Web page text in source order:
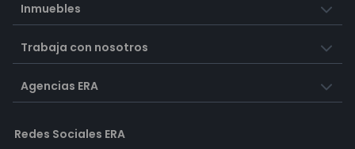
Inmuebles
Trabaja con nosotros
Agencias ERA
Redes Sociales ERA